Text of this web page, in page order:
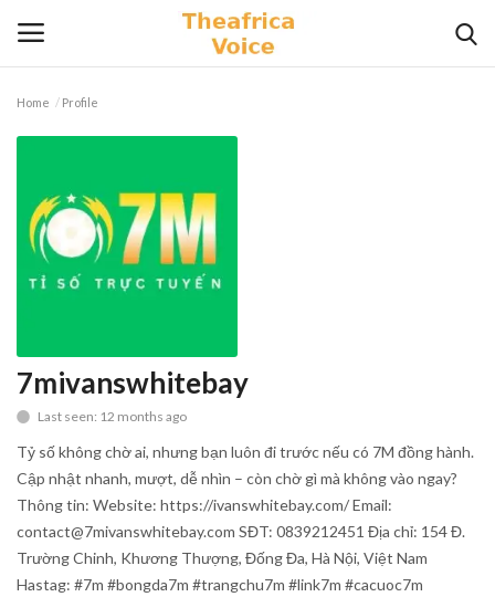
Home
Contact
Lifestyle
Gallery
Blog
Trending
Home Profile
7mivanswhitebay
Last seen: 12 months ago
Tỷ số không chờ ai, nhưng bạn luôn đi trước nếu có 7M đồng hành.
Cập nhật nhanh, mượt, dễ nhìn – còn chờ gì mà không vào ngay?
Thông tin: Website: https://ivanswhitebay.com/ Email:
contact@7mivanswhitebay.com SĐT: 0839212451 Địa chỉ: 154 Đ.
Trường Chinh, Khương Thượng, Đống Đa, Hà Nội, Việt Nam
Hastag: #7m #bongda7m #trangchu7m #link7m #cacuoc7m